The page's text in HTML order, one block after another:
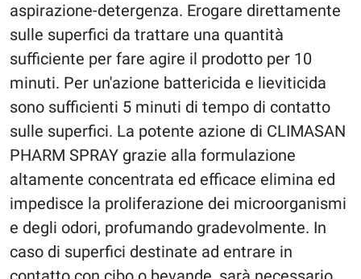
aspirazione-detergenza. Erogare direttamente
sulle superfici da trattare una quantità
sufficiente per fare agire il prodotto per 10
minuti. Per un'azione battericida e lieviticida
sono sufficienti 5 minuti di tempo di contatto
sulle superfici. La potente azione di CLIMASAN
PHARM SPRAY grazie alla formulazione
altamente concentrata ed efficace elimina ed
impedisce la proliferazione dei microorganismi
e degli odori, profumando gradevolmente. In
caso di superfici destinate ad entrare in